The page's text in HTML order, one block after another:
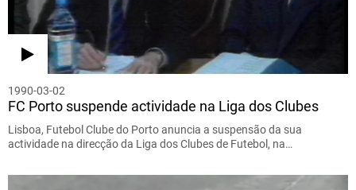
1990-03-02
FC Porto suspende actividade na Liga dos Clubes
Lisboa, Futebol Clube do Porto anuncia a suspensão da sua
actividade na direcção da Liga dos Clubes de Futebol, na…